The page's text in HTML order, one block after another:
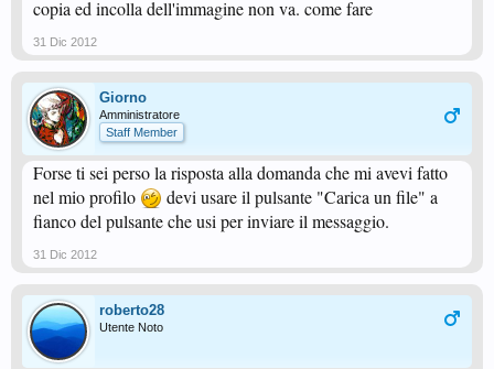
copia ed incolla dell'immagine non va. come fare
31 Dic 2012
Giorno
Amministratore
Staff Member
Forse ti sei perso la risposta alla domanda che mi avevi fatto
nel mio profilo
devi usare il pulsante "Carica un file" a
fianco del pulsante che usi per inviare il messaggio.
31 Dic 2012
roberto28
Utente Noto